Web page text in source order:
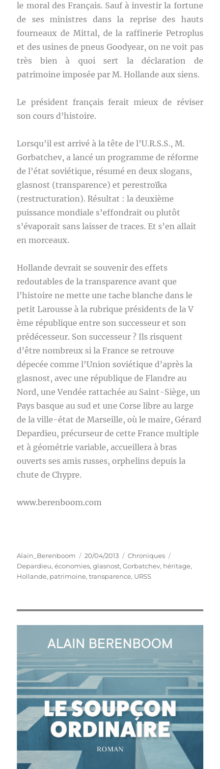
le moral des Français. Sauf à investir la fortune
de ses ministres dans la reprise des hauts
fourneaux de Mittal, de la raffinerie Petroplus
et des usines de pneus Goodyear, on ne voit pas
très bien à quoi sert la déclaration de
patrimoine imposée par M. Hollande aux siens.
Le président français ferait mieux de réviser
son cours d’histoire.
Lorsqu’il est arrivé à la tête de l’U.R.S.S., M.
Gorbatchev, a lancé un programme de réforme
de l’état soviétique, résumé en deux slogans,
glasnost (transparence) et perestroïka
(restructuration). Résultat : la deuxième
puissance mondiale s’effondrait ou plutôt
s’évaporait sans laisser de traces. Et s’en allait
en morceaux.
Hollande devrait se souvenir des effets
redoutables de la transparence avant que
l’histoire ne mette une tache blanche dans le
petit Larousse à la rubrique présidents de la V
ème république entre son successeur et son
prédécesseur. Son successeur ? Ils risquent
d’être nombreux si la France se retrouve
dépecée comme l’Union soviétique d’après la
glasnost, avec une république de Flandre au
Nord, une Vendée rattachée au Saint-Siège, un
Pays basque au sud et une Corse libre au large
de la ville-état de Marseille, où le maire, Gérard
Depardieu, précurseur de cette France multiple
et à géométrie variable, accueillera à bras
ouverts ses amis russes, orphelins depuis la
chute de Chypre.
www.berenboom.com
Auteur
Alain_Berenboom
Publié
le
20/04/2013 Catégories
Chroniques
Depardieu,économies,glasnost,Gorbatchev, héritage,
Hollande, patrimoine,transparence, URSS